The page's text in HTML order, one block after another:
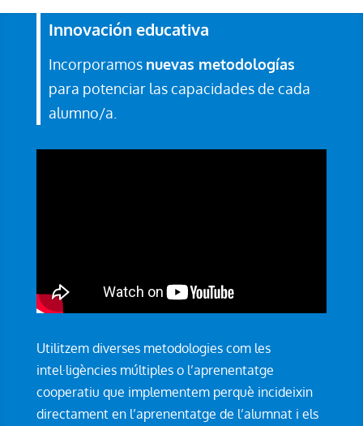
Innovación educativa
Incorporamos nuevas metodologías
para potenciar las capacidades de cada
alumno/a.
Utilitzem diverses metodologies com les
intel·ligències múltiples o l’aprenentatge
cooperatiu que implementem perquè incideixin
directament en l’aprenentatge de l’alumnat i els